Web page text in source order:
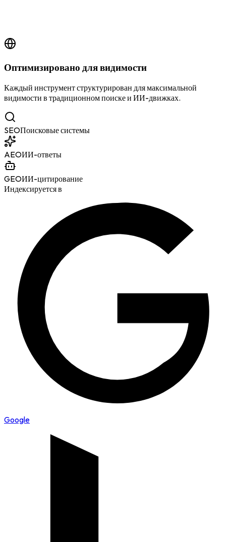
6/18/2026
Оптимизировано для видимости
Каждый инструмент структурирован для максимальной
видимости в традиционном поиске и ИИ-движках.
SEOПоисковые системы
AEOИИ-ответы
GEOИИ-цитирование
Индексируется в
Google